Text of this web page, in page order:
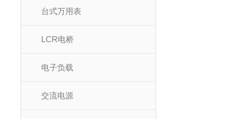
台式万用表
LCR电桥
电子负载
交流电源